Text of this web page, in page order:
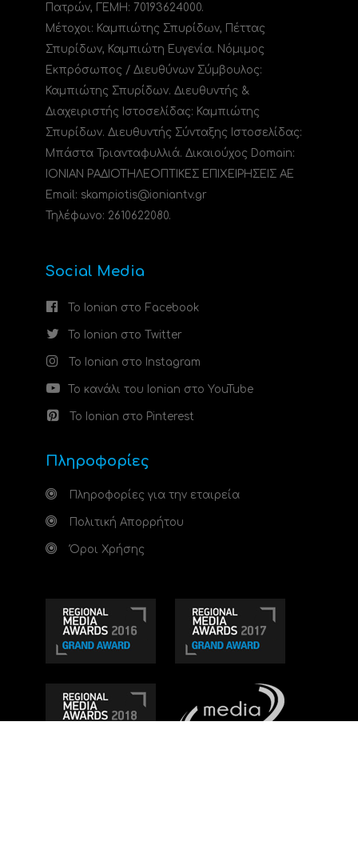
Πατρών, ΓΕΜΗ: 70193624000.
Μέτοχοι: Καμπιώτης Σπυρίδων, Πέττας
Σπυρίδων, Καμπιώτη Ευγενία. Νόμιμος
Εκπρόσωπος / Διευθύνων Σύμβουλος:
Καμπιώτης Σπυρίδων. Διευθυντής &
Διαχειριστής Ιστοσελίδας: Καμπιώτης
Σπυρίδων. Διευθυντής Σύνταξης Ιστοσελίδας:
Μπάστα Τριανταφυλλιά. Δικαιούχος Domain:
ΙΟΝΙΑΝ ΡΑΔΙΟΤΗΛΕΟΠΤΙΚΕΣ ΕΠΙΧΕΙΡΗΣΕΙΣ ΑΕ
Email: skampiotis@ioniantv.gr
Τηλέφωνο: 2610622080.
Social Media
Το Ionian στο Facebook
Το Ionian στο Twitter
Το Ionian στο Instagram
Το κανάλι του Ionian στο YouTube
Το Ionian στο Pinterest
Πληροφορίες
Πληροφορίες για την εταιρεία
Πολιτική Απορρήτου
Όροι Χρήσης